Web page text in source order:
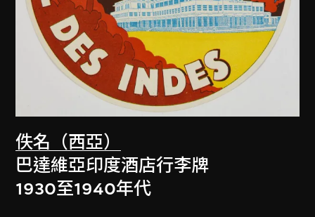
佚名（西亞）
巴達維亞印度酒店行李牌
1930至1940年代